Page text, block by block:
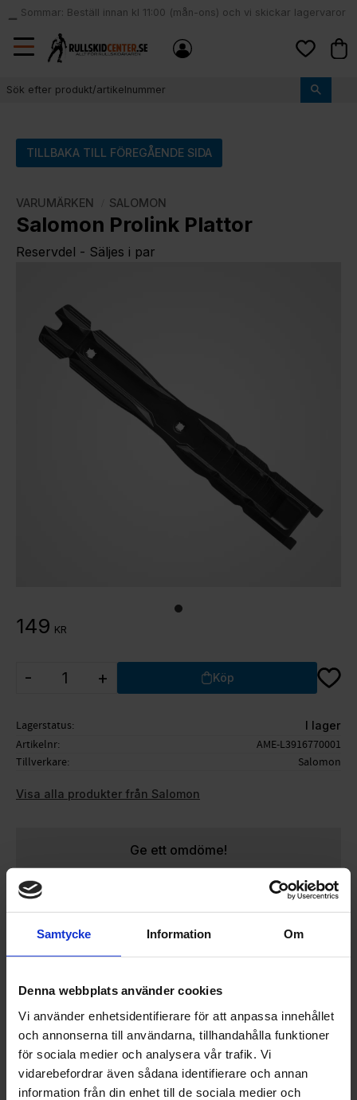
Samtycke Information Om
Denna webbplats använder cookies
Vi använder enhetsidentifierare för att anpassa innehållet
och annonserna till användarna, tillhandahålla funktioner
för sociala medier och analysera vår trafik. Vi
vidarebefordrar även sådana identifierare och annan
information från din enhet till de sociala medier och
Meny
local_shipping
Sommar: Beställ innan kl 11:00 (mån-ons) och vi skickar lagervaror
samma dag
TILLBAKA TILL FÖREGÅENDE SIDA
VARUMÄRKEN SALOMON
Salomon Prolink Plattor
Reservdel - Säljes i par
149 KR
+
- Köp Lägg
Lagerstatus I lager
Artikelnr
AME-L3916770001
Tillverkare
Salomon
Visa alla produkter från Salomon
Ge ett omdöme!
Salomon Prolink Plattor
Säljes i par
OMDÖMEN